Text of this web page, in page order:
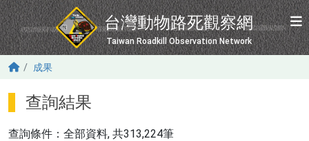
移至主內容
台灣動物路死觀察網
Taiwan Roadkill Observation Network
成果
查詢結果
查詢條件： 全部資料, 共313,224筆